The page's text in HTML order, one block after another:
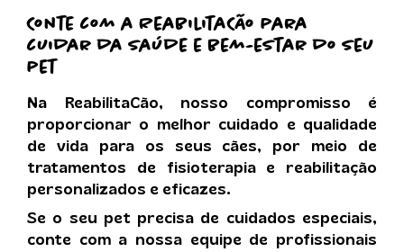
Conte com a ReabilitaCão para
cuidar da saúde e bem-estar do seu
pet
Na ReabilitaCão, nosso compromisso é
proporcionar o melhor cuidado e qualidade
de vida para os seus cães, por meio de
tratamentos de fisioterapia e reabilitação
personalizados e eficazes.
Se o seu pet precisa de cuidados especiais,
conte com a nossa equipe de profissionais